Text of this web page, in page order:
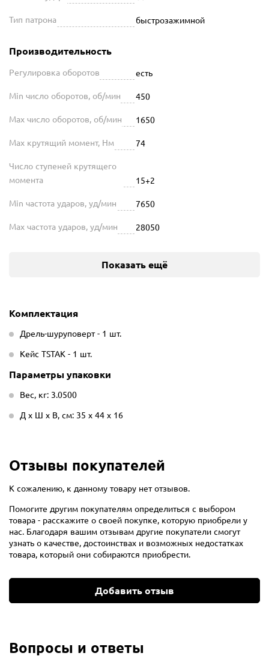
Тип патрона быстрозажимной
Производительность
Регулировка оборотов есть
Min число оборотов, об/мин 450
Max число оборотов, об/мин 1650
Max крутящий момент, Нм 74
Число ступеней крутящего
момента
15+2
Min частота ударов, уд/мин 7650
Max частота ударов, уд/мин 28050
Показать ещё
Комплектация
Дрель-шуруповерт - 1 шт.
Кейс TSTAK - 1 шт.
Параметры упаковки
Вес, кг: 3.0500
Д х Ш х В, см: 35 х 44 х 16
Отзывы покупателей
К сожалению, к данному товару нет отзывов.
Помогите другим покупателям определиться с выбором
товара - расскажите о своей покупке, которую приобрели у
нас. Благодаря вашим отзывам другие покупатели смогут
узнать о качестве, достоинствах и возможных недостатках
товара, который они собираются приобрести.
Добавить отзыв
Вопросы и ответы